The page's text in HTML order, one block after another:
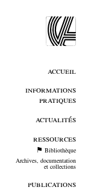
accueil
informations
pratiques
actualités
ressources
Bibliothèque
Archives, documentation
et collections
publications